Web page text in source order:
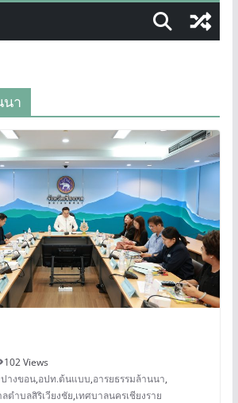
ะมีชีวิต หนุนเศรษฐกิจสร้างสรรค์
นา
102 Views
างขอน,อปท.ต้นแบบ,อารยธรรมล้านนา,
ตำบลสิริเวียงชัย,เทศบาลนครเชียงราย